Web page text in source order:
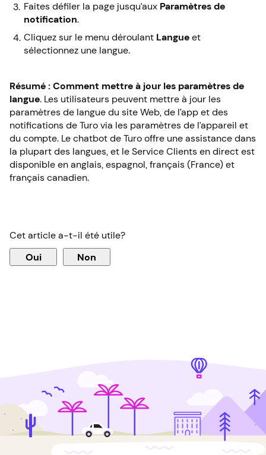
Faites défiler la page jusqu’aux Paramètres de
notification.
Cliquez sur le menu déroulant Langue et
sélectionnez une langue.
Résumé : Comment mettre à jour les paramètres de
langue. Les utilisateurs peuvent mettre à jour les
paramètres de langue du site Web, de l’app et des
notifications de Turo via les paramètres de l’appareil et
du compte. Le chatbot de Turo offre une assistance dans
la plupart des langues, et le Service Clients en direct est
disponible en anglais, espagnol, français (France) et
français canadien.
Cet article a-t-il été utile?
Oui Non